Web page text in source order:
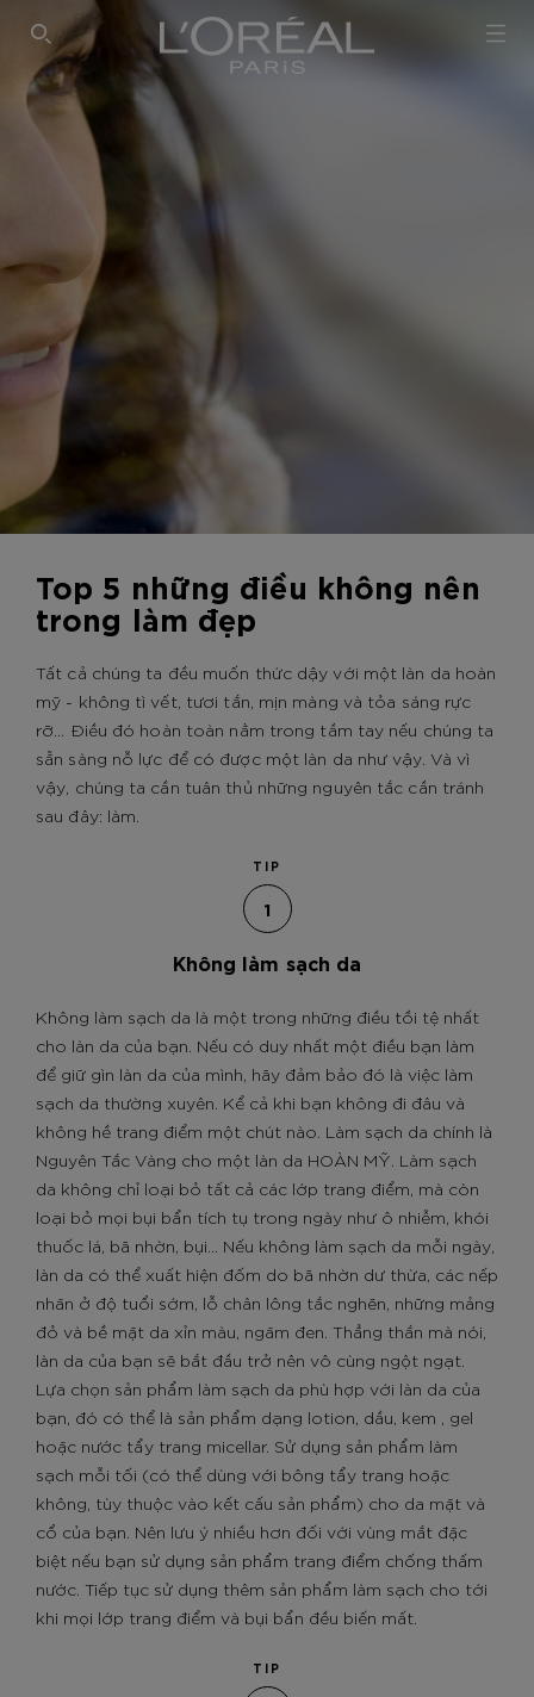
SEARCH THIS SITE
Top 5 những điều không nên
trong làm đẹp
Tất cả chúng ta đều muốn thức dậy với một làn da hoàn
mỹ - không tì vết, tươi tắn, mịn màng và tỏa sáng rực
rỡ... Điều đó hoàn toàn nằm trong tầm tay nếu chúng ta
sẵn sàng nỗ lực để có được một làn da như vậy. Và vì
vậy, chúng ta cần tuân thủ những nguyên tắc cần tránh
sau đây: làm.
TIP
1
Không làm sạch da
Không làm sạch da là một trong những điều tồi tệ nhất
cho làn da của bạn. Nếu có duy nhất một điều bạn làm
để giữ gìn làn da của mình, hãy đảm bảo đó là việc làm
sạch da thường xuyên. Kể cả khi bạn không đi đâu và
không hề trang điểm một chút nào. Làm sạch da chính là
Nguyên Tắc Vàng cho một làn da HOÀN MỸ. Làm sạch
da không chỉ loại bỏ tất cả các lớp trang điểm, mà còn
loại bỏ mọi bụi bẩn tích tụ trong ngày như ô nhiễm, khói
thuốc lá, bã nhờn, bụi... Nếu không làm sạch da mỗi ngày,
làn da có thể xuất hiện đốm do bã nhờn dư thừa, các nếp
nhăn ở độ tuổi sớm, lỗ chân lông tắc nghẽn, những mảng
đỏ và bề mặt da xỉn màu, ngăm đen. Thẳng thắn mà nói,
làn da của bạn sẽ bắt đầu trở nên vô cùng ngột ngạt.
Lựa chọn sản phẩm làm sạch da phù hợp với làn da của
bạn, đó có thể là sản phẩm dạng lotion, dầu, kem , gel
hoặc nước tẩy trang micellar. Sử dụng sản phẩm làm
sạch mỗi tối (có thể dùng với bông tẩy trang hoặc
không, tùy thuộc vào kết cấu sản phẩm) cho da mặt và
cổ của bạn. Nên lưu ý nhiều hơn đối với vùng mắt đặc
biệt nếu bạn sử dụng sản phẩm trang điểm chống thấm
nước. Tiếp tục sử dụng thêm sản phẩm làm sạch cho tới
khi mọi lớp trang điểm và bụi bẩn đều biến mất.
TIP